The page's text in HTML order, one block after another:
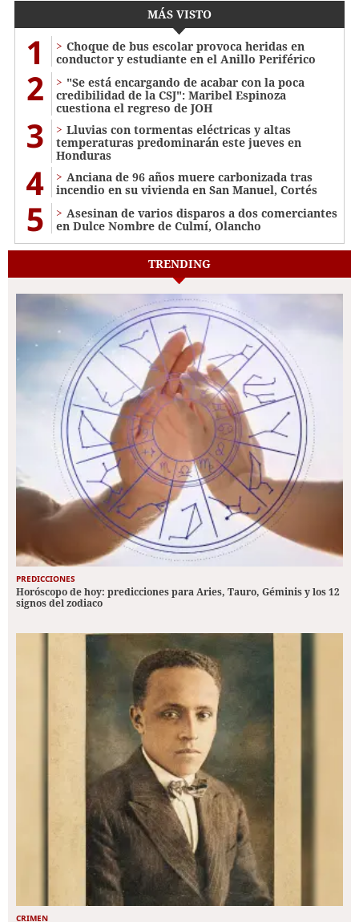
MÁS VISTO
1
Choque de bus escolar provoca heridas en
conductor y estudiante en el Anillo Periférico
2
"Se está encargando de acabar con la poca
credibilidad de la CSJ": Maribel Espinoza
cuestiona el regreso de JOH
3
Lluvias con tormentas eléctricas y altas
temperaturas predominarán este jueves en
Honduras
4
Anciana de 96 años muere carbonizada tras
incendio en su vivienda en San Manuel, Cortés
5
Asesinan de varios disparos a dos comerciantes
en Dulce Nombre de Culmí, Olancho
TRENDING
PREDICCIONES
Horóscopo de hoy: predicciones para Aries, Tauro, Géminis y los 12
signos del zodiaco
CRIMEN